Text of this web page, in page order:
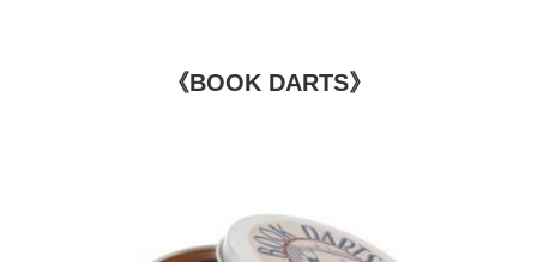
《BOOK DARTS》